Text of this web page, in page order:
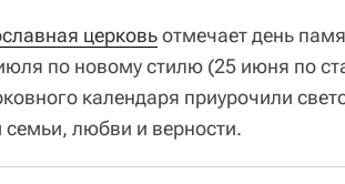
церковьотмечает день
по новому стилю (25 июня по
календаря приурочили
любви и верности.